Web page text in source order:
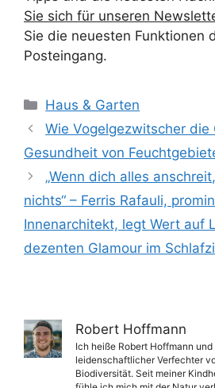
Sie sich für unseren
Sie die neuesten Funktionen
Posteingang.
Kategorien
Haus & Garten
Wie Vogelgezwitscher die
Gesundheit von
„Wenn dich alles
nichts“ – Ferris Rafauli,
Innenarchitekt, legt Wert auf
dezenten Glamour im
Robert Hoffmann
Ich heiße Robert Hoffmann
leidenschaftlicher Verfechter
Biodiversität. Seit meiner